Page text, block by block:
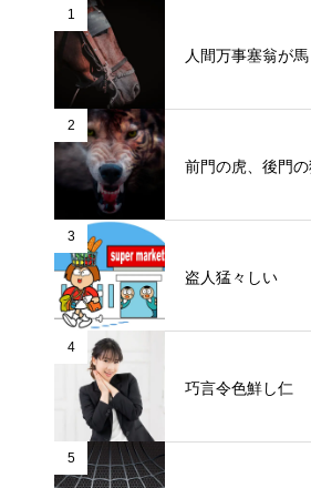
1
人間万事塞翁が馬
2
前門の虎、後門の
3
盗人猛々しい
4
巧言令色鮮し仁
5